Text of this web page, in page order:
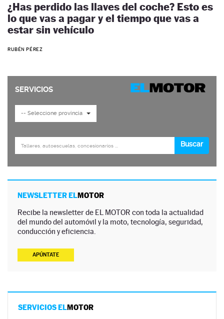
¿Has perdido las llaves del coche? Esto es
lo que vas a pagar y el tiempo que vas a
estar sin vehículo
RUBÉN PÉREZ
NEWSLETTER ELMOTOR
Recibe la newsletter de EL MOTOR con toda la actualidad
del mundo del automóvil y la moto, tecnología, seguridad,
conducción y eficiencia.
APÚNTATE
SERVICIOS ELMOTOR